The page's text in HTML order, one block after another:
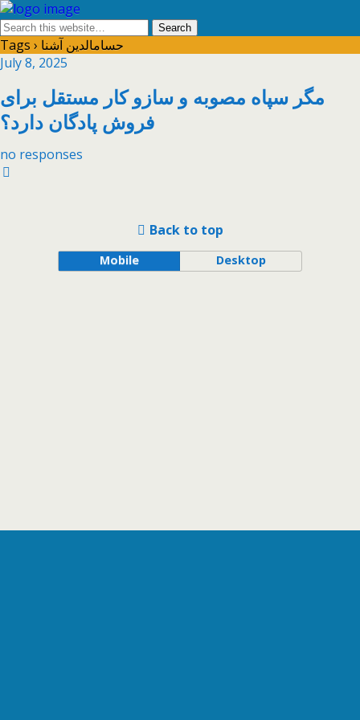
Tags › حسامالدین آشنا
July 8, 2025
مگر سپاه مصوبه و سازو کار مستقل برای
فروش پادگان دارد؟
no responses
Back to top
Mobile Desktop